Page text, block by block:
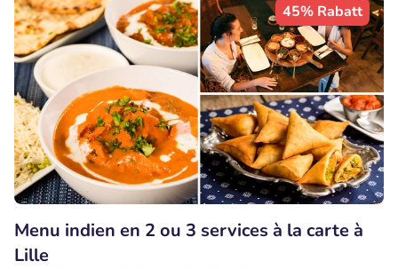
45% Rabatt
Menu indien en 2 ou 3 services à la carte à
Lille